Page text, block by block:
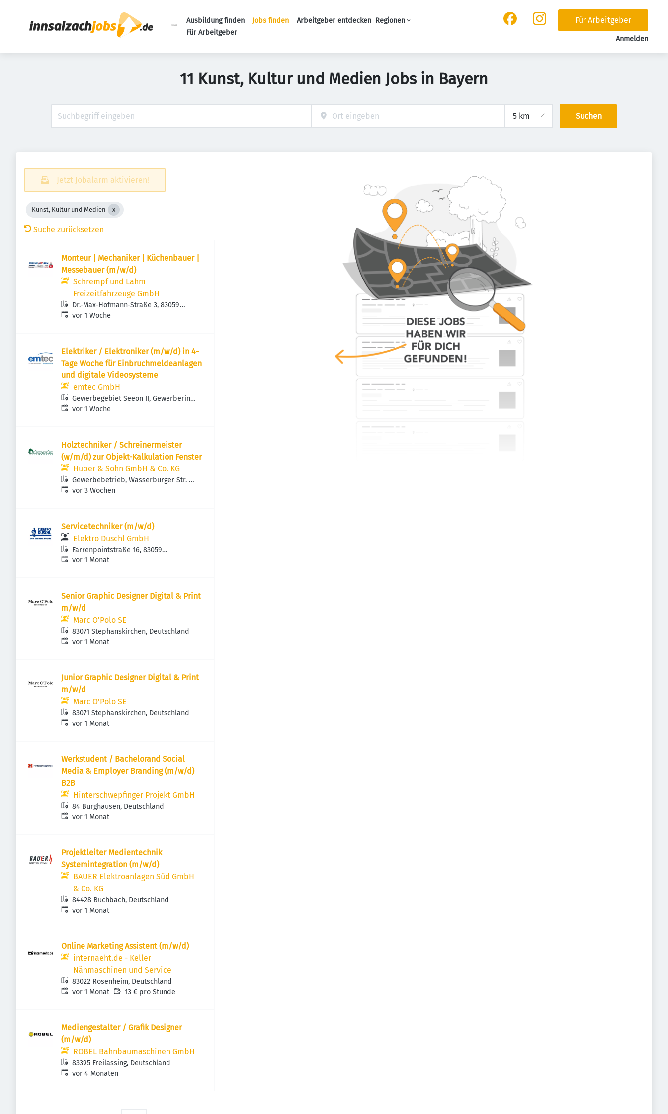
Ausbildung finden Jobs finden Arbeitgeber entdecken Regionen
Für Arbeitgeber
Für Arbeitgeber
Anmelden
11 Kunst, Kultur und Medien Jobs in Bayern
Suchen
Jetzt Jobalarm aktivieren!
Kunst, Kultur und Medien
Suche zurücksetzen
Monteur | Mechaniker | Küchenbauer |
Messebauer (m/w/d)
Schrempf und Lahm
Freizeitfahrzeuge GmbH
Dr.-Max-Hofmann-Straße 3, 83059
Kolbermoor, Deutschland
Veröffentlicht:
vor 1 Woche
Elektriker / Elektroniker (m/w/d) in 4-
Tage Woche für Einbruchmeldeanlagen
und digitale Videosysteme
emtec GmbH
Gewerbegebiet Seeon II, Gewerbering
6, 83370 Seeon-Seebruck, Deutschland
Veröffentlicht:
vor 1 Woche
Holztechniker / Schreinermeister
(w/m/d) zur Objekt-Kalkulation Fenster
Huber & Sohn GmbH & Co. KG
Gewerbebetrieb, Wasserburger Str. 4,
83549 Eiselfing, Deutschland
Veröffentlicht:
vor 3 Wochen
Servicetechniker (m/w/d)
Elektro Duschl GmbH
Farrenpointstraße 16, 83059
Kolbermoor, Deutschland
Veröffentlicht:
vor 1 Monat
Senior Graphic Designer Digital & Print
m/w/d
Marc O'Polo SE
83071 Stephanskirchen, Deutschland
Veröffentlicht:
vor 1 Monat
Junior Graphic Designer Digital & Print
m/w/d
Marc O'Polo SE
83071 Stephanskirchen, Deutschland
Veröffentlicht:
vor 1 Monat
Werkstudent / Bachelorand Social
Media & Employer Branding (m/w/d)
B2B
Hinterschwepfinger Projekt GmbH
84 Burghausen, Deutschland
Veröffentlicht:
vor 1 Monat
Projektleiter Medientechnik
Systemintegration (m/w/d)
BAUER Elektroanlagen Süd GmbH
& Co. KG
84428 Buchbach, Deutschland
Veröffentlicht:
vor 1 Monat
Online Marketing Assistent (m/w/d)
internaeht.de - Keller
Nähmaschinen und Service
83022 Rosenheim, Deutschland
Veröffentlicht:
vor 1 Monat 13 € pro Stunde
Mediengestalter / Grafik Designer
(m/w/d)
ROBEL Bahnbaumaschinen GmbH
83395 Freilassing, Deutschland
Veröffentlicht:
vor 4 Monaten